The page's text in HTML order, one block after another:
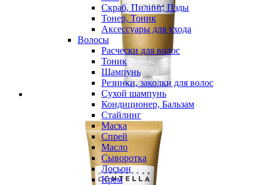
Скраб, Пилинг, Пэды
Тонер, Тоник
Аксессуары для ухода
Волосы
Расчески для волос
Тоник
Шампунь
Резинки, заколки для волос
Сухой шампунь
Кондиционер, Бальзам
Стайлинг
Маска
Спрей
Масло
Сыворотка
Лосьон
Крем